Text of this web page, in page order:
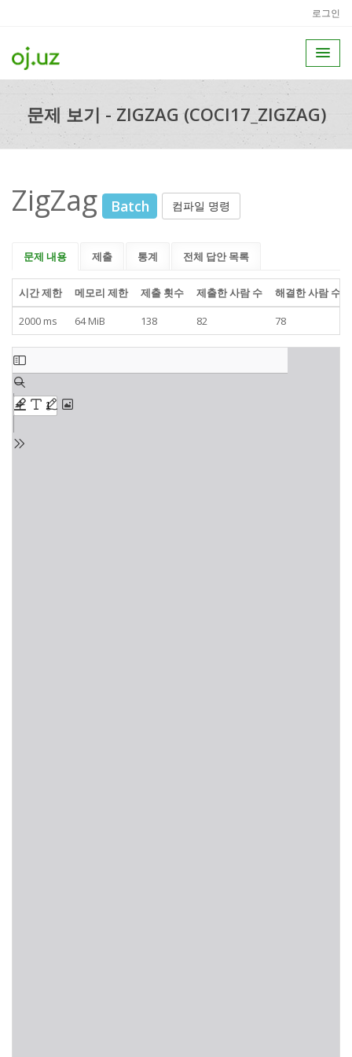
로그인
문제 보기 - ZIGZAG (COCI17_ZIGZAG)
ZigZag Batch 컴파일 명령
문제 내용 제출 통계 전체 답안 목록
시간 제한 메모리 제한 제출 횟수 제출한 사람 수
해결한 사람 수
2000 ms
64 MiB 138 82 78